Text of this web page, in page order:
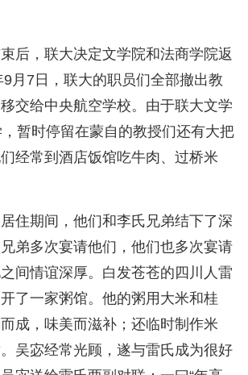
后，联大决定文学院和法商学院返
9月7日，联大的职员们全部撤出教
交给中央航空学校。由于联大文学
暂时停留在蒙自的教授们还有大把
经常到酒店饭馆吃牛肉、过桥米
住期间，他们和李氏兄弟结下了深
弟多次宴请他们，他们也多次宴请
间情谊深厚。白发苍苍的四川人雷
了一家粥馆。他的粥用大米和桂
成，味美而滋补；还临时制作米
吴宓经常光顾，遂与雷氏成为很好